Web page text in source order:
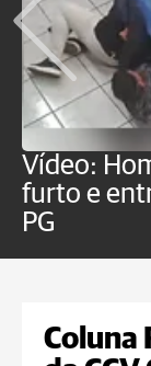
Vídeo:
furto e
PG
Coluna